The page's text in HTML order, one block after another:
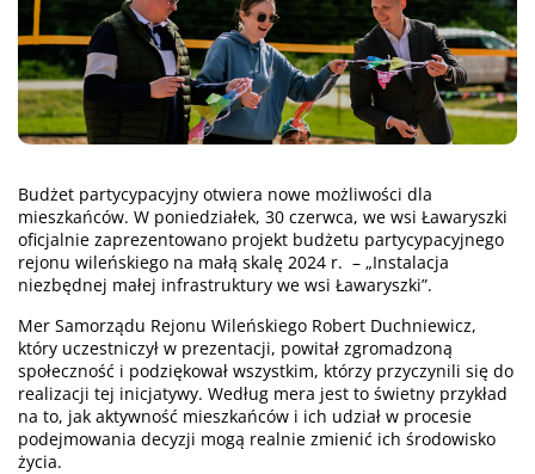
Budżet partycypacyjny otwiera nowe możliwości dla
mieszkańców. W poniedziałek, 30 czerwca, we wsi Ławaryszki
oficjalnie zaprezentowano projekt budżetu partycypacyjnego
rejonu wileńskiego na małą skalę 2024 r. – „Instalacja
niezbędnej małej infrastruktury we wsi Ławaryszki”.
Mer Samorządu Rejonu Wileńskiego Robert Duchniewicz,
który uczestniczył w prezentacji, powitał zgromadzoną
społeczność i podziękował wszystkim, którzy przyczynili się do
realizacji tej inicjatywy. Według mera jest to świetny przykład
na to, jak aktywność mieszkańców i ich udział w procesie
podejmowania decyzji mogą realnie zmienić ich środowisko
życia.